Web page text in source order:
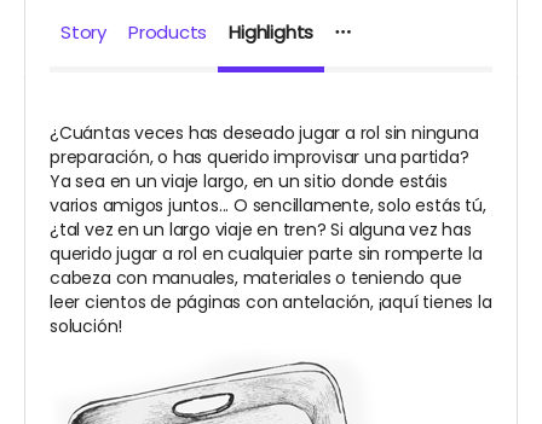
Story Products Highlights
¿Cuántas veces has deseado jugar a rol sin ninguna
preparación, o has querido improvisar una partida?
Ya sea en un viaje largo, en un sitio donde estáis
varios amigos juntos... O sencillamente, solo estás tú,
¿tal vez en un largo viaje en tren? Si alguna vez has
querido jugar a rol en cualquier parte sin romperte la
cabeza con manuales, materiales o teniendo que
leer cientos de páginas con antelación, ¡aquí tienes la
solución!